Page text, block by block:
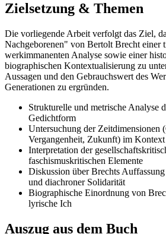
Zielsetzung & Themen
Die vorliegende Arbeit verfolgt das Ziel,
Nachgeborenen" von Bertolt Brecht einer
werkimmanenten Analyse sowie einer
biographischen Kontextualisierung zu
Aussagen und den Gebrauchswert des
Generationen zu ergründen.
Strukturelle und metrische Analyse
Gedichtform
Untersuchung der Zeitdimensionen
Vergangenheit, Zukunft) im
Interpretation der
faschismuskritischen Elemente
Diskussion über Brechts
und diachroner Solidarität
Biographische Einordnung von
lyrische Ich
Auszug aus dem Buch